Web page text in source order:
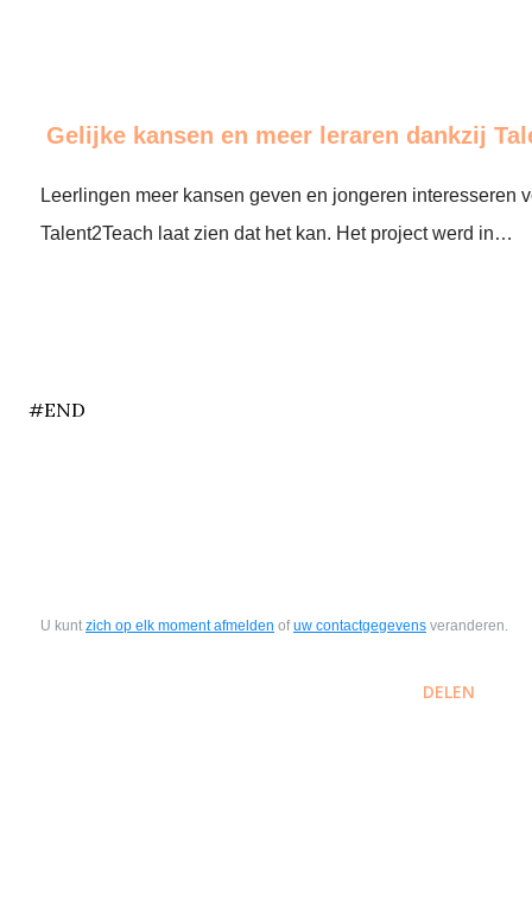
Gelijke kansen en meer leraren dankzij
Leerlingen meer kansen geven en jongeren interesseren
Talent2Teach laat zien dat het kan. Het project werd in…
#END
U kunt zich op elk moment afmelden ofuw contactgegevens veranderen.
DELEN